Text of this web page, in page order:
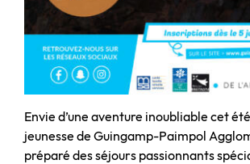
Envie d’une aventure inoubliable cet
jeunesse de Guingamp-Paimpol
préparé des séjours passionnants